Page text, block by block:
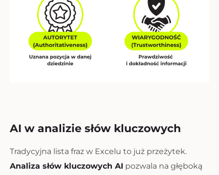
AI w analizie słów kluczowych
Tradycyjna lista fraz w Excelu to już przeżytek.
Analiza słów kluczowych AI pozwala na głęboką